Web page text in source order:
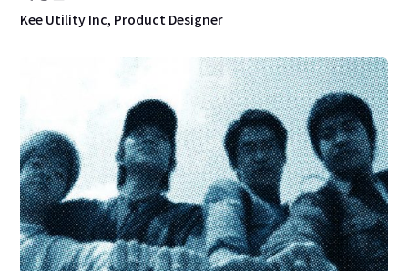
Kee Utility Inc, Product Designer